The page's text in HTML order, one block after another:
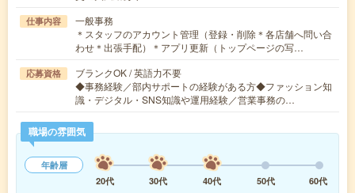
仕事内容
一般事務
＊スタッフのアカウント管理（登録・削除＊各店舗へ問い合
わせ＊出張手配）＊アプリ更新（トップページの写…
応募資格
ブランクOK / 英語力不要
◆事務経験／部内サポートの経験がある方◆ファッション知
識・デジタル・SNS知識や運用経験／営業事務の…
職場の雰囲気
年齢層
20代
30代 40代 50代
60代